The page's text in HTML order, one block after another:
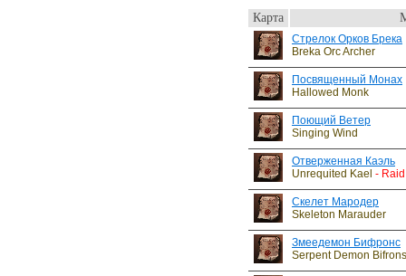
Карта
Стрелок Орков Брека
Breka Orc Archer
Посвященный Монах
Hallowed Monk
Поющий Ветер
Singing Wind
Отверженная Каэль
Unrequited Kael -
Скелет Мародер
Skeleton Marauder
Змеедемон Бифронс
Serpent Demon Bifrons